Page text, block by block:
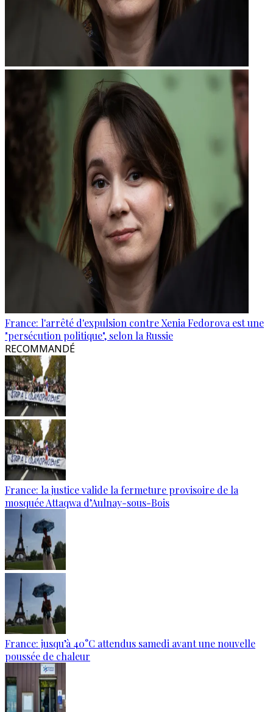
France: l'arrêté d'expulsion contre Xenia Fedorova est une
"persécution politique", selon la Russie
RECOMMANDÉ
France: la justice valide la fermeture provisoire de la
mosquée Attaqwa d’Aulnay-sous-Bois
France: jusqu’à 40°C attendus samedi avant une nouvelle
poussée de chaleur